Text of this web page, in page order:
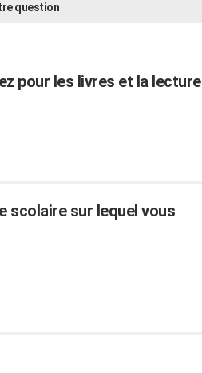
question
pour les livres et la lecture
scolaire sur lequel vous